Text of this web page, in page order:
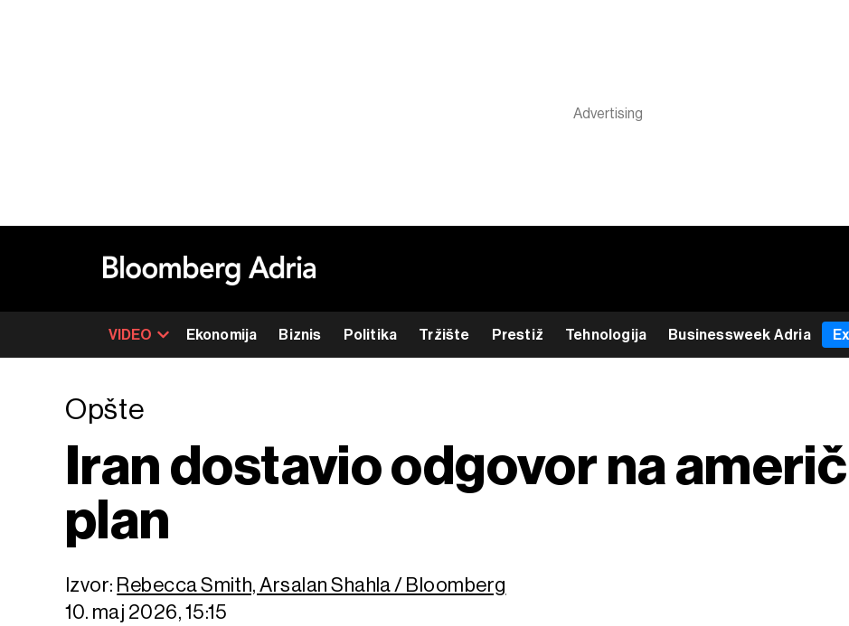
VIDEO Ekonomija Biznis Politika Tržište Prestiž Tehnologija Businessweek Adria
Opšte
Iran dostavio odgovor na
plan
Izvor: Rebecca Smith, Arsalan Shahla / Bloomberg
10. maj 2026, 15:15